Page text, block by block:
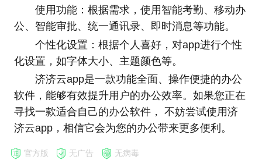
使用功能：根据需求，使用智能考勤、移动办
公、智能审批、统一通讯录、即时消息等功能。
个性化设置：根据个人喜好，对app进行个性
化设置，如字体大小、主题颜色等。
济济云app是一款功能全面、操作便捷的办公
软件，能够有效提升用户的办公效率。如果您正在
寻找一款适合自己的办公软件， 不妨尝试使用济
济云app，相信它会为您的办公带来更多便利。
官方版 无广告 无病毒